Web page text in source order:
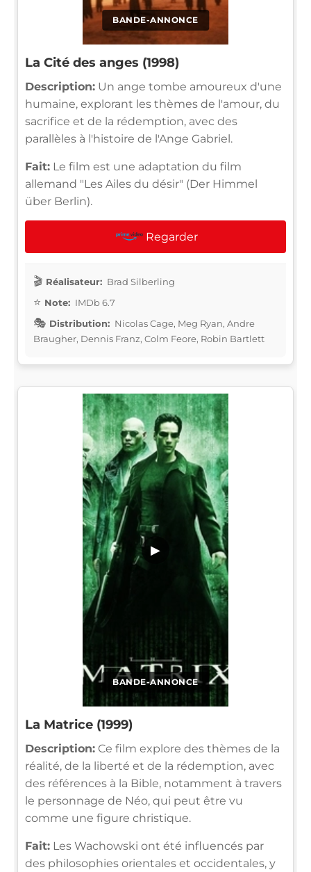
BANDE-ANNONCE
La Cité des anges (1998)
Description: Un ange tombe amoureux d'une
humaine, explorant les thèmes de l'amour, du
sacrifice et de la rédemption, avec des
parallèles à l'histoire de l'Ange Gabriel.
Fait: Le film est une adaptation du film
allemand "Les Ailes du désir" (Der Himmel
über Berlin).
Regarder
Réalisateur: Brad Silberling
Note: IMDb 6.7
Distribution: Nicolas Cage, Meg Ryan, Andre
Braugher, Dennis Franz, Colm Feore, Robin Bartlett
BANDE-ANNONCE
▶
La Matrice (1999)
Description: Ce film explore des thèmes de la
réalité, de la liberté et de la rédemption, avec
des références à la Bible, notamment à travers
le personnage de Néo, qui peut être vu
comme une figure christique.
Fait: Les Wachowski ont été influencés par
des philosophies orientales et occidentales, y